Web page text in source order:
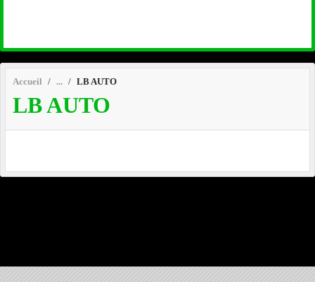
Accueil LB AUTO
LB AUTO